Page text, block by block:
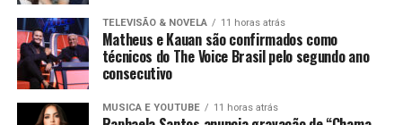
TELEVISÃO & NOVELA 11 horas atrás
Matheus e Kauan são confirmados como
técnicos do The Voice Brasil pelo segundo ano
consecutivo
MUSICA E YOUTUBE 11 horas atrás